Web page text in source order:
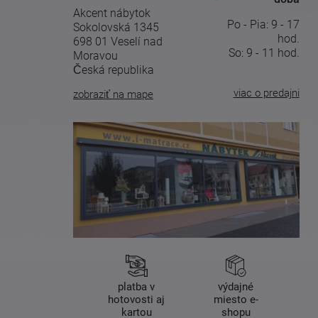
Akcent nábytok
Sokolovská 1345
698 01 Veselí nad
Moravou
Česká republika
zobraziť na mape
Po - Pia: 9 - 17
hod.
So: 9 - 11 hod.
viac o predajni
platba v
hotovosti aj
kartou
výdajné
miesto e-
shopu